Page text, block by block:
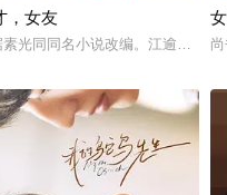
怀壮志，他结识了遭人诬陷私通
，女友
素光同同名小说改编。江逾白长